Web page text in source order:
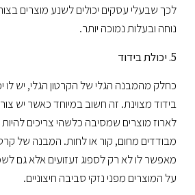
לכך שבעלי עסקים יכולים לשנע מוצרים
נוחה ובעלות נמוכה יותר.
5. יכולת בידוד
כחלק מהמבנה הגלי של הקרטון הגלי, יש לו
בידוד מצוינת. זה חשוב במיוחד כאשר יש
לארוז מוצרים שמסיבה כלשהי צריכים להיות
מבודדים מחום, קור או לחות. המבנה של
מאפשר לו לא רק לספוג זעזועים אלא גם
על המוצרים מפני נזקי סביבה חיצוניים.